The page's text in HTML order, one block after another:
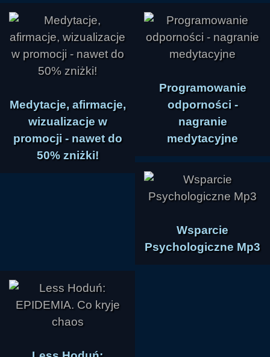
Medytacje, afirmacje,
wizualizacje w
promocji - nawet do
50% zniżki!
Programowanie
odporności -
nagranie
medytacyjne
Wsparcie
Psychologiczne Mp3